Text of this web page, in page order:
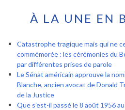
À LA UNE EN
Catastrophe tragique mais qui ne
commémorée : les cérémonies du
par différentes prises de parole
Le Sénat américain approuve la
Blanche, ancien avocat de Donald
de la Justice
Que s’est-il passé le 8 août 1956